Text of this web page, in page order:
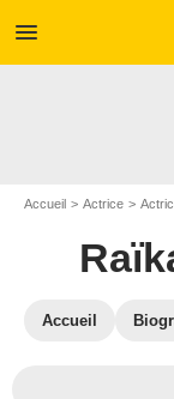
menu
Accueil Actrice
Accueil